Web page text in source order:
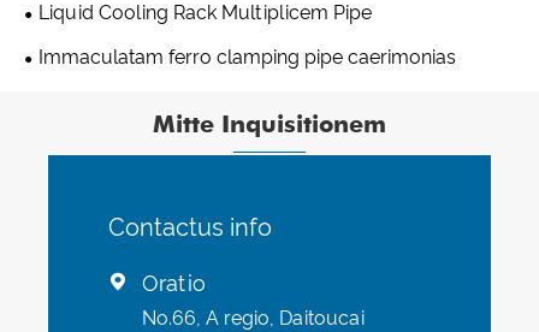
Liquid Cooling Rack Multiplicem Pipe
Immaculatam ferro clamping pipe caerimonias
Mitte Inquisitionem
Contactus info
 Oratio
No.66, A regio, Daitoucai